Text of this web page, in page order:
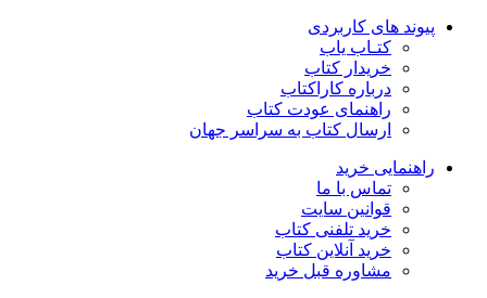
پیوند های کاربردی
کتـاب یاب
خریدار کتاب
درباره کاراکتاب
راهنمای عودت کتاب
ارسال کتاب به سراسر جهان
راهنمایی خرید
تماس با ما
قوانین سایت
خرید تلفنی کتاب
خرید آنلاین کتاب
مشاوره قبل خرید